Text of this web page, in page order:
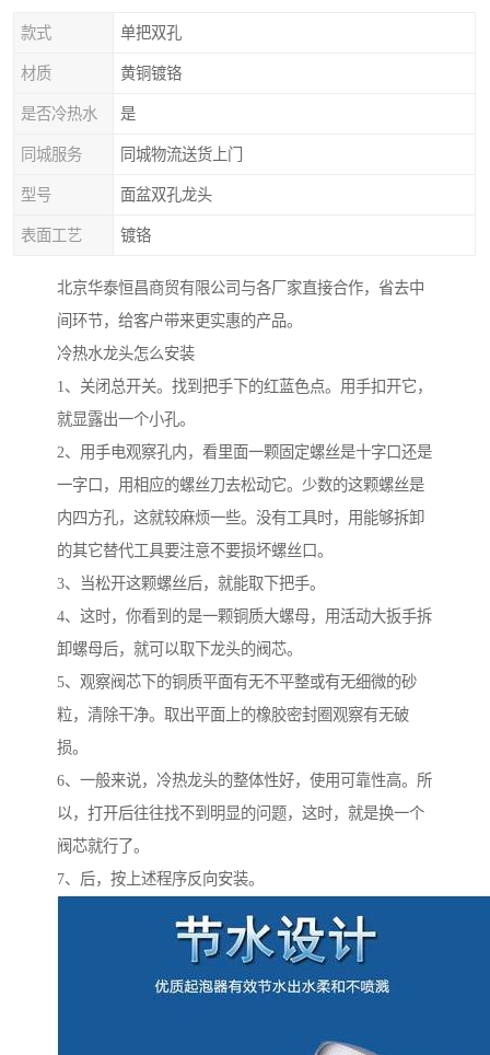
款式 单把双孔
材质 黄铜镀铬
是否冷热水 是
同城服务 同城物流送货上门
型号 面盆双孔龙头
表面工艺 镀铬
北京华泰恒昌商贸有限公司与各厂家直接合作，省去中
间环节，给客户带来更实惠的产品。
冷热水龙头怎么安装
1、关闭总开关。找到把手下的红蓝色点。用手扣开它，
就显露出一个小孔。
2、用手电观察孔内，看里面一颗固定螺丝是十字口还是
一字口，用相应的螺丝刀去松动它。少数的这颗螺丝是
内四方孔，这就较麻烦一些。没有工具时，用能够拆卸
的其它替代工具要注意不要损坏螺丝口。
3、当松开这颗螺丝后，就能取下把手。
4、这时，你看到的是一颗铜质大螺母，用活动大扳手拆
卸螺母后，就可以取下龙头的阀芯。
5、观察阀芯下的铜质平面有无不平整或有无细微的砂
粒，清除干净。取出平面上的橡胶密封圈观察有无破
损。
6、一般来说，冷热龙头的整体性好，使用可靠性高。所
以，打开后往往找不到明显的问题，这时，就是换一个
阀芯就行了。
7、后，按上述程序反向安装。